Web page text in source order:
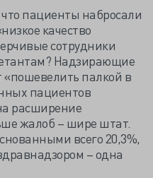
пациенты набросали
качество
сотрудники
Надзирающие
палкой в
пациентов
расширение
жалоб – шире штат.
всего 20,3%,
– одна